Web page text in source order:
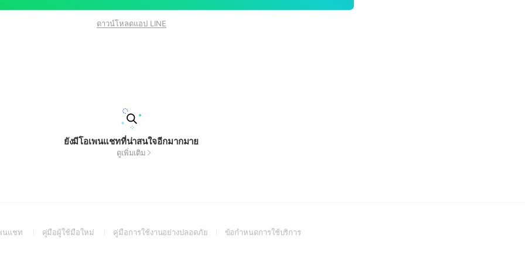
ดาวน์โหลดแอป LINE
ยังมีโอเพนแชทที่น่าสนใจอีกมากมาย
ดูเพิ่มเติม
นแชท
(Openคู่มือผู้ใช้มือใหม่
(Openคู่มือการใช้งานอย่างปลอดภัย(Openข้อกำหนดการใช้บริการ(Open